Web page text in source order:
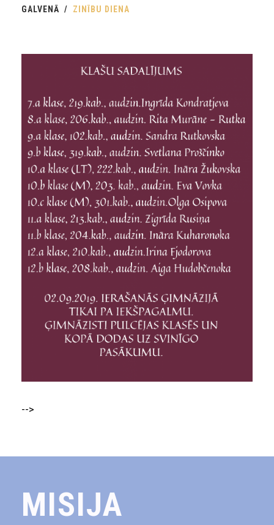
GALVENĀ ZINĪBU DIENA
-->
MISIJA